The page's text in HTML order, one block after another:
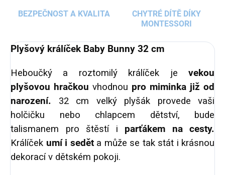
BEZPEČNOST A KVALITA
CHYTRÉ DÍTĚ DÍKY
MONTESSORI
Plyšový králíček Baby Bunny 32 cm
Heboučký a roztomilý králíček je vekou
plyšovou hračkou vhodnou pro miminka již od
narození. 32 cm velký plyšák provede vaši
holčičku nebo chlapcem dětství, bude
talismanem pro štěstí i parťákem na cesty.
Králíček umí i seděta může se tak stát i krásnou
dekorací v dětském pokoji.